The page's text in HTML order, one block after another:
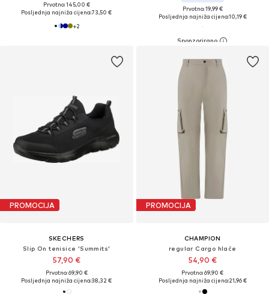
Prvotno: 145,00 €
Posljednja najniža cijena:73,50 €
+2
Prvotno: 19,99 €
Posljednja najniža cijena:10,19 €
PROMOCIJA
SKECHERS
Slip On tenisice 'Summits'
57,90 €
Prvotno: 69,90 €
Posljednja najniža cijena:38,32 €
PROMOCIJA
CHAMPION
regular Cargo hlače
54,90 €
Prvotno: 69,90 €
Posljednja najniža cijena:21,96 €